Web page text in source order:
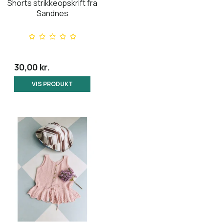
Shorts strikkeopskrift fra
Sandnes
30,00 kr.
VIS PRODUKT